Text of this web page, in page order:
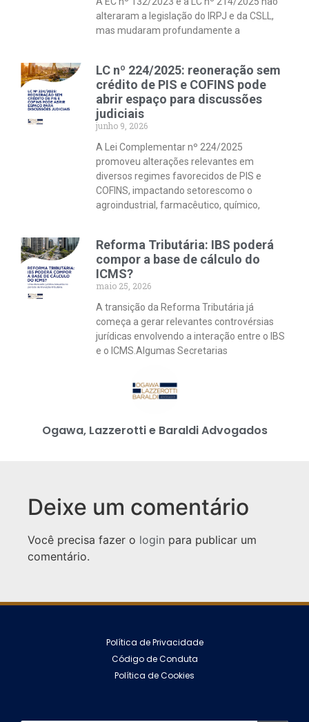
Ogawa, Lazzerotti e Baraldi Advogados
alteraram a legislação do IRPJ e da CSLL,
mas mudaram profundamente a
LC nº 224/2025: reoneração sem
crédito de PIS e COFINS pode
abrir espaço para discussões
judiciais
junho 9, 2026
A Lei Complementar nº 224/2025
promoveu alterações relevantes em
diversos regimes favorecidos de PIS e
COFINS, impactando setorescomo o
agroindustrial, farmacêutico, químico,
Reforma Tributária: IBS poderá
compor a base de cálculo do
ICMS?
maio 25, 2026
A transição da Reforma Tributária já
começa a gerar relevantes controvérsias
jurídicas envolvendo a interação entre o IBS
e o ICMS.Algumas Secretarias
Deixe um comentário
Você precisa fazer o login para publicar um
comentário.
Política de Privacidade
Código de Conduta
Política de Cookies